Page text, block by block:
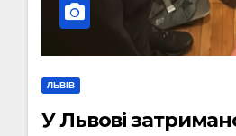
ЛЬВІВ
У Львові